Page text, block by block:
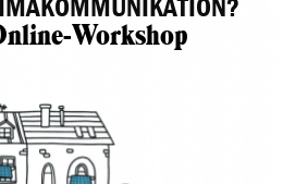
Workshop